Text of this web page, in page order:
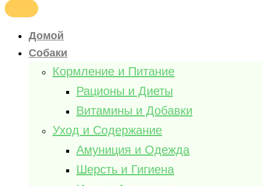
Домой
Собаки
Кормление и Питание
Рационы и Диеты
Витамины и Добавки
Уход и Содержание
Амуниция и Одежда
Шерсть и Гигиена